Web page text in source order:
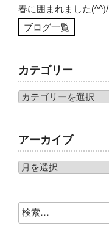
春に囲まれました(^^)/
ブログ一覧
カテゴリー
カ
リ
アーカイブ
ア
イ
ブ
検
索: